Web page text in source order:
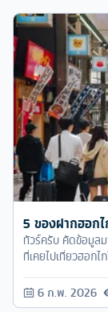
5 ของฝากฮอก
ทัวร์ครับ คัดข้อมูล
ที่เคยไปเที่ยวฮอก
6 ก.พ. 2026